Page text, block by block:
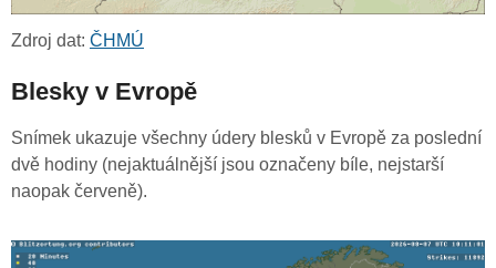
Zdroj dat: ČHMÚ
Blesky v Evropě
Snímek ukazuje všechny údery blesků v Evropě za poslední
dvě hodiny (nejaktuálnější jsou označeny bíle, nejstarší
naopak červeně).